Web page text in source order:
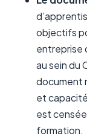
objectifs
entreprise
au sein du
document
et
est
formation.